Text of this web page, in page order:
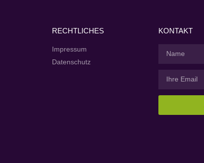
RECHTLICHES
Impressum
Datenschutz
KONTAKT